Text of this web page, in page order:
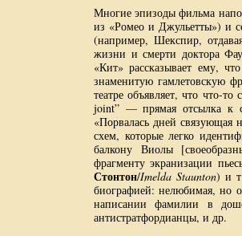
Многие эпизоды фильма
из «Ромео и Джульетты») и
(например, Шекспир,
жизни и смерти доктора
«Кит» рассказывает ему,
знаменитую гамлетовскую
театре объявляет, что что-
joint” — прямая отсылка к
«Порвалась дней связующая
схем, которые легко
балкону Виолы
фрагменту экранизации
Стонтон/Imelda Staunton) и
биографией: нелюбимая, но
написании фамилии в
антистратфордианцы, и др.